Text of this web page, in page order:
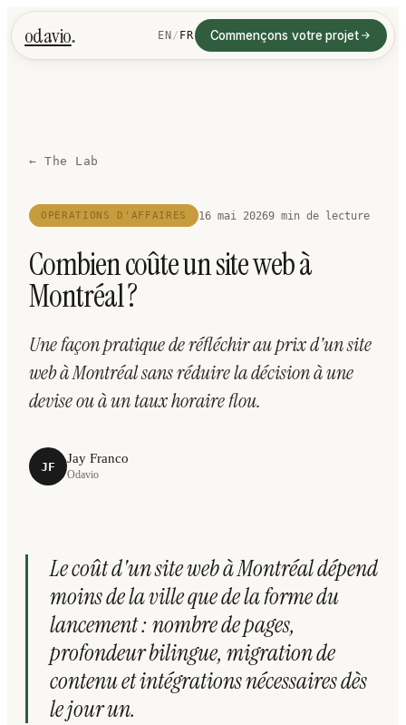
odavio. EN / FR Commençons votre projet
← The Lab
OPÉRATIONS D'AFFAIRES 16 mai 20269 min de lecture
Combien coûte un site web à
Montréal ?
Une façon pratique de réfléchir au prix d'un site
web à Montréal sans réduire la décision à une
devise ou à un taux horaire flou.
JF
Jay Franco
Odavio
Le coût d'un site web à Montréal dépend
moins de la ville que de la forme du
lancement : nombre de pages,
profondeur bilingue, migration de
contenu et intégrations nécessaires dès
le jour un.